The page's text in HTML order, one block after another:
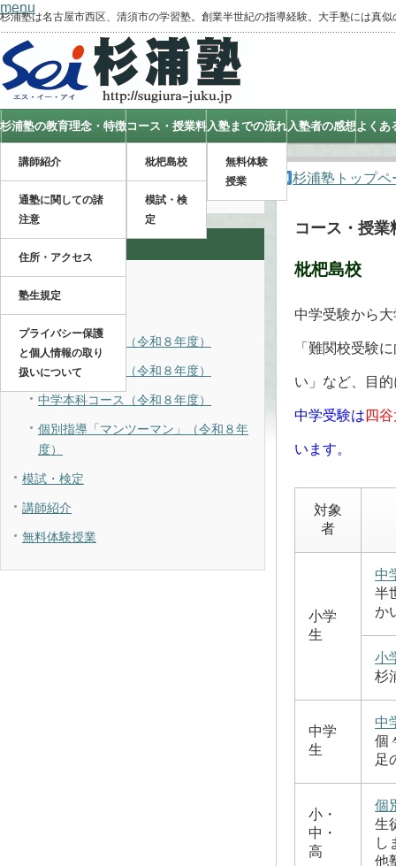
杉浦塾は名古屋市西区、清須市の学習塾。創業半世紀の指導経験。大手塾には真
menu
杉浦塾の教育理念・特徴
講師紹介
通塾に関しての諸
注意
住所・アクセス
塾生規定
プライバシー保護
と個人情報の取り
扱いについて
コース・授業料
枇杷島校
模試・検
定
入塾までの流れ
無料体験
授業
入塾者の感想よくあ
杉浦塾トップペ
コース・授業
枇杷島校
中学受験から
「難関校受験
い」など、目
中学受験は 四
います。
対象
者
小学
生
中
半
か
小
杉
中学
生
中
個
足
小・
中・
高
個
生
し
他
■枇杷島校
中学受験コース（令和８年度）
小学本科コース（令和８年度）
中学本科コース（令和８年度）
個別指導「マンツーマン」（令和８年
度）
模試・検定
講師紹介
無料体験授業